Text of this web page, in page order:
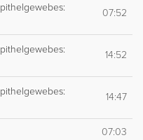
07:52
14:52
14:47
07:03